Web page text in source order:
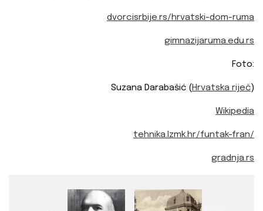
dvorcisrbije.rs/hrvatski-dom-ruma
gimnazijaruma.edu.rs
Foto:
Suzana Darabašić (Hrvatska riječ)
Wikipedia
tehnika.lzmk.hr/funtak-fran/
gradnja.rs